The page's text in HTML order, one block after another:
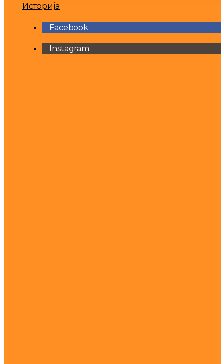
Историја
Facebook
Instagram